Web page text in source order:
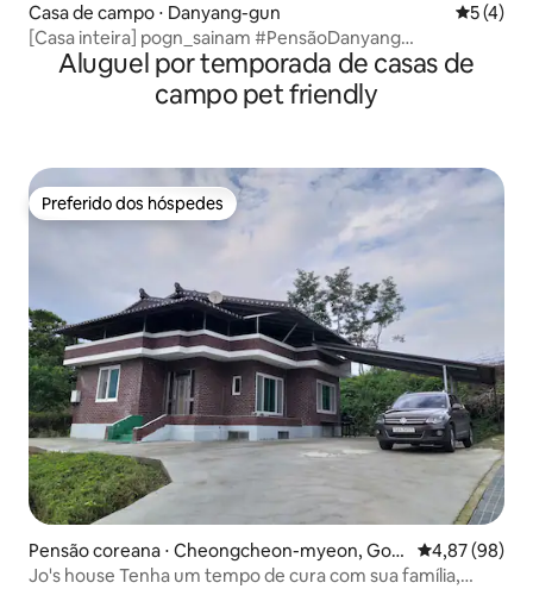
Casa de campo ⋅ Danyang-gun 5 de
5 (4)
[Casa inteira] pogn_sainam #PensãoDanyang
#PensãoDanyangCasaInteira #VilaDanyang
#PensãoDanyangComJacuzzi
Aluguel por temporada de casas de
campo pet friendly
Preferido dos hóspedes
Preferido dos hóspedes
Pensão coreana ⋅ Cheongcheon-myeon, Goe
san
4,87 de uma
4,87 (98)
Jo's house Tenha um tempo de cura com sua família,